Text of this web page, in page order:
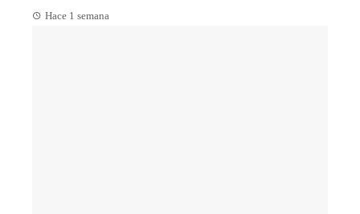
Hace 1 semana